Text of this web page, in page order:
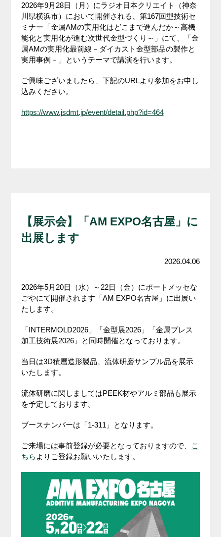
2026年9月28日（月）にラジオ日本クリエイト（神奈
川県横浜市）において開催される、第167回型技術セ
ミナー「金属AMの実用化はどこまで進んだか～高機
能化と実用化が進む次世代金型づくり～」にて、「金
属AMの実用化最前線－ダイカスト金型部品の製作と
実用事例－」というテーマで講演を行います。
ご興味ございましたら、下記のURLより参加をお申し
込みください。
https://www.jsdmt.jp/event/detail.php?id=464
【展示会】「AM EXPO名古屋」に
出展します
2026.04.06
2026年5月20日（水）～22日（金）にポートメッセな
ごやにて開催されます「AM EXPO名古屋」に出展い
たします。
「INTERMOLD2026」「金型展2026」「金属プレス
加工技術展2026」と同時開催となっております。
当日は3D積層造形製品、流体研磨サンプル品を展示
いたします。
流体研磨に関しましてはPEEK材やアルミ部品も展示
を予定しております。
ブースナンバーは「1-311」となります。
ご来場には事前登録が必要となっておりますので、
こ
ちら よりご登録お願いいたします。